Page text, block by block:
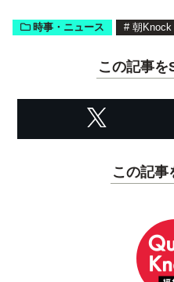
時事・ニュース # 朝Knock
この記事を
この記事